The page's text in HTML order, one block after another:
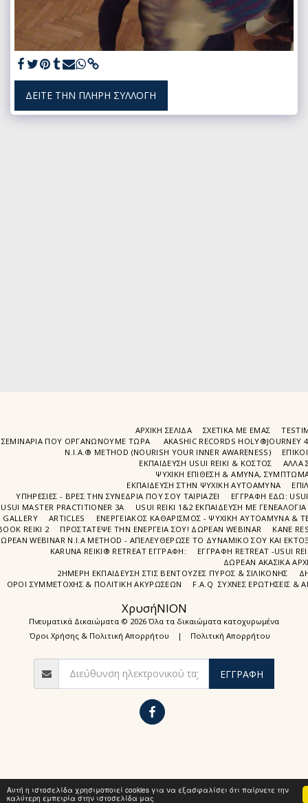
Αυτή η ιστοσελίδα χρησιμοποιεί cookies για να εξασφαλίσει ότι παίρνετε την
καλύτερη εμπειρία στην ιστοσελίδα μας
ΔΕΊΤΕ ΤΗΝ ΠΛΉΡΗ ΣΥΛΛΟΓΉ
ΧρυσήΝΙΟΝ
Πνευματικά Δικαιώματα © 2026 Όλα τα δικαιώματα κατοχυρωμένα
Όροι Χρήσης & Πολιτική Απορρήτου | Πολιτική Απορρήτου
ΑΡΧΙΚΉ ΣΕΛΊΔΑ ΣΧΕΤΙΚΆ ΜΕ ΕΜΆΣ
ΣΕΜΙΝΆΡΙΑ ΠΟΥ ΟΡΓΑΝΏΝΟΥΜΕ ΤΩΡΑ
AKASHIC RECORDS
N.I.A.® METHOD (NOURISH YOUR INNER AWARENESS)
ΕΚΠΑΙΔΕΥΣΗ USUI REIKI & ΚΟΣΤΟΣ
ΑΛΛΑ
ΨΥΧΙΚΉ ΕΠΊΘΕΣΗ & ΆΜΥΝΑ,
ΕΚΠΑΊΔΕΥΣΗ ΣΤΗΝ ΨΥΧΙΚΗ ΑΥΤΟΑΜΥΝΑ
ΥΠΗΡΕΣΙΕΣ - ΒΡΕΣ ΤΗΝ ΣΥΝΕΔΡΙΑ ΠΟΥ ΣΟΥ ΤΑΙΡΙΑΖΕΙ
ΕΓΓΡΑΦΉ EΔΩ:
USUI MASTER PRACTITIONER 3A
USUI REIKI 1&2 EΚΠΑΙΔΕΥΣΗ ΜΕ ΓΕΝΕΑΛΟΓΙΑ
GALLERY
ARTICLES
ΕΝΕΡΓΕΙΑΚΟΣ ΚΑΘΑΡΙΣΜΟΣ - ΨΥΧΙΚΗ ΑΥΤΟΑΜΥΝΑ &
REIKI 2
ΠΡΟΣΤΆΤΕΨΕ ΤΗΝ ΕΝΈΡΓΕΙΆ ΣΟΥ! ΔΩΡΕΑΝ WEBINAR
ΚΑΝΕ
WEBINAR Ν.Ι.Α METHOD - ΑΠΕΛΕΥΘΈΡΩΣΕ ΤΟ ΔΥΝΑΜΙΚΌ ΣΟΥ ΚΑΙ
KARUNA REIKI® RETREAT ΕΓΓΡΑΦΉ:
ΕΓΓΡΑΦΗ RETREAT -USUI
ΔΩΡΕΑΝ ΑΚΑΣΙΚΆ
2ΗΜΕΡΗ ΕΚΠΑΊΔΕΥΣΗ ΣΤΙΣ ΒΕΝΤΟΎΖΕΣ ΠΥΡΌΣ & ΣΙΛΙΚΌΝΗΣ
ΌΡΟΙ ΣΥΜΜΕΤΟΧΉΣ & ΠΟΛΙΤΙΚΉ ΑΚΥΡΏΣΕΩΝ
F.A.Q ΣΥΧΝΈΣ ΕΡΩΤΉΣΕΙΣ &
ΕΓΓΡΑΦΉ